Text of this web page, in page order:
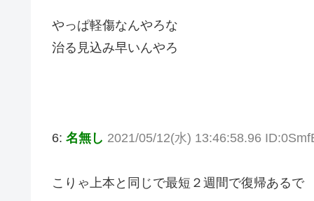
やっぱ軽傷なんやろな
治る見込み早いんやろ
6: 名無し 2021/05/12(水) 13:46:58.96
こりゃ上本と同じで最短２週間で復帰あるで